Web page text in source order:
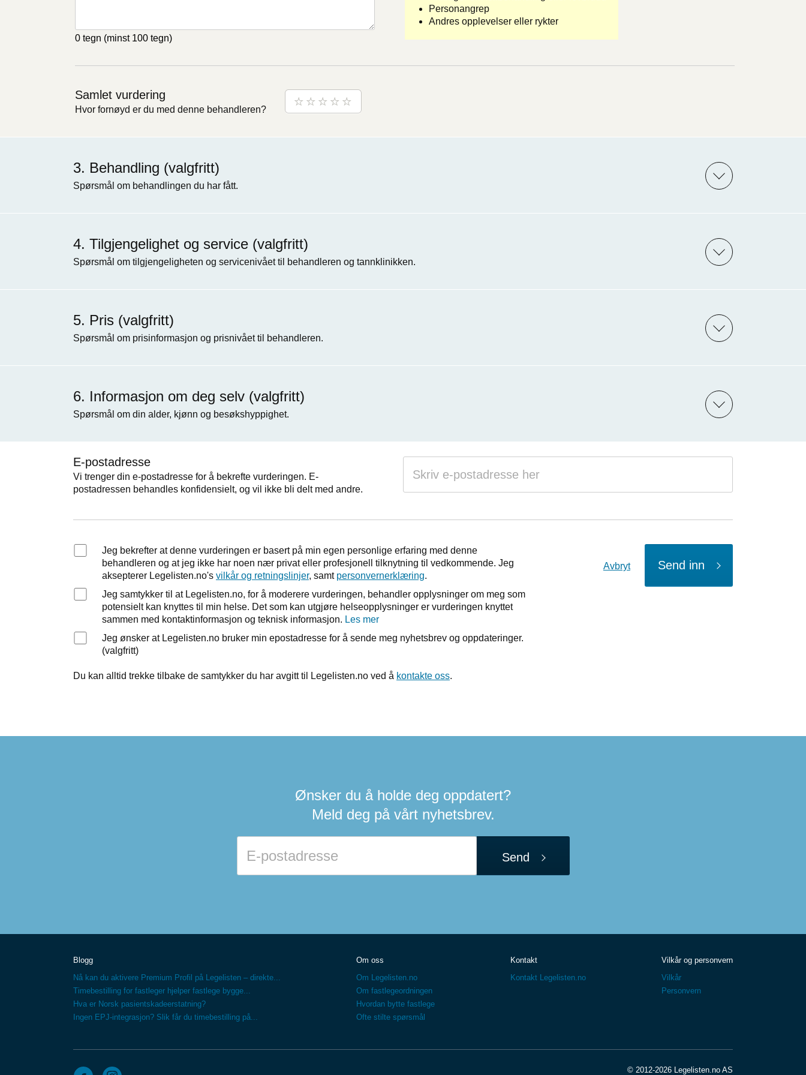
0 tegn (minst 100 tegn)
Personangrep
Andres opplevelser eller rykter
Samlet vurdering
Hvor fornøyd er du med denne behandleren?
Behandling (valgfritt)
Spørsmål om behandlingen du har fått.
Tilgjengelighet og service (valgfritt)
Spørsmål om tilgjengeligheten og servicenivået til behandleren og tannklinikken.
Pris (valgfritt)
Spørsmål om prisinformasjon og prisnivået til behandleren.
Informasjon om deg selv (valgfritt)
Spørsmål om din alder, kjønn og besøkshyppighet.
E-postadresse
Vi trenger din e-postadresse for å bekrefte vurderingen. E-
postadressen behandles konfidensielt, og vil ikke bli delt med andre.
Jeg bekrefter at denne vurderingen er basert på min egen personlige erfaring med denne
behandleren og at jeg ikke har noen nær privat eller profesjonell tilknytning til vedkommende. Jeg
aksepterer Legelisten.no's vilkår og retningslinjer, samt personvernerklæring.
Jeg samtykker til at Legelisten.no, for å moderere vurderingen, behandler opplysninger om meg som
potensielt kan knyttes til min helse. Det som kan utgjøre helseopplysninger er vurderingen knyttet
sammen med kontaktinformasjon og teknisk informasjon. Les mer
Jeg ønsker at Legelisten.no bruker min epostadresse for å sende meg nyhetsbrev og oppdateringer.
(valgfritt)
Du kan alltid trekke tilbake de samtykker du har avgitt til Legelisten.no ved å kontakte oss.
Avbryt Send inn
Ønsker du å holde deg oppdatert?
Meld deg på vårt nyhetsbrev.
Send
Blogg
Nå kan du aktivere Premium Profil på Legelisten – direkte...
Timebestilling for fastleger hjelper fastlege bygge...
Hva er Norsk pasientskadeerstatning?
Ingen EPJ-integrasjon? Slik får du timebestilling på...
Om oss
Om Legelisten.no
Om fastlegeordningen
Hvordan bytte fastlege
Ofte stilte spørsmål
Kontakt
Kontakt Legelisten.no
Vilkår og personvern
Vilkår
Personvern
© 2012-2026 Legelisten.no AS